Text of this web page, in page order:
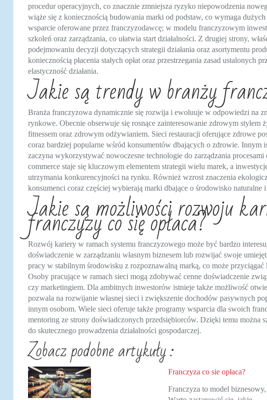
procedur operacyjnych, co znacznie zmniejsza ryzyko niepowodzenia
wiąże się z koniecznością budowania marki od podstaw, co wymaga
wsparcie oferowane przez franczyzodawcę; w modelu franczyzowym
szkoleń oraz zarządzania, co ułatwia start działalności. Z drugiej strony,
podejmowaniu decyzji dotyczących strategii działania oraz asortymentu
koniecznością płacenia stałych opłat oraz przestrzegania zasad ustalonych
elastyczność działania.
Jakie są trendy w branży
Branża franczyzowa dynamicznie się rozwija i ewoluuje w odpowiedzi na
rynkowe. Obecnie obserwuje się rosnące zainteresowanie zdrowym
fitnessem oraz zdrowym odżywianiem. Sieci restauracji oferujące zdrowe
coraz bardziej popularne wśród konsumentów dbających o zdrowie. Innym
zaczyna wykorzystywać nowoczesne technologie do zarządzania
commerce staje się kluczowym elementem strategii wielu marek, a
utrzymania konkurencyjności na rynku. Również wzrost znaczenia
konsumenci coraz częściej wybierają marki dbające o środowisko
Jakie są możliwości rozwoju
franczyzy co się opłaca?
Rozwój kariery w ramach systemu franczyzowego może być bardzo
doświadczenie w zarządzaniu własnym biznesem lub rozwijać swoje
pracy w stabilnym środowisku z rozpoznawalną marką, co może
Osoby pracujące w ramach sieci mogą zdobywać cenne doświadczenie
czy marketingiem. Dla ambitnych inwestorów istnieje także możliwość
pozwala na rozwijanie własnej sieci i zwiększenie dochodów pasywnych
innym osobom. Wiele sieci oferuje także programy wsparcia dla swoich
mentoring ze strony doświadczonych przedsiębiorców. Dzięki temu można
do skutecznego prowadzenia działalności gospodarczej.
Zobacz podobne artykuły :
Franczyza co sie opłaca?
Franczyza to model